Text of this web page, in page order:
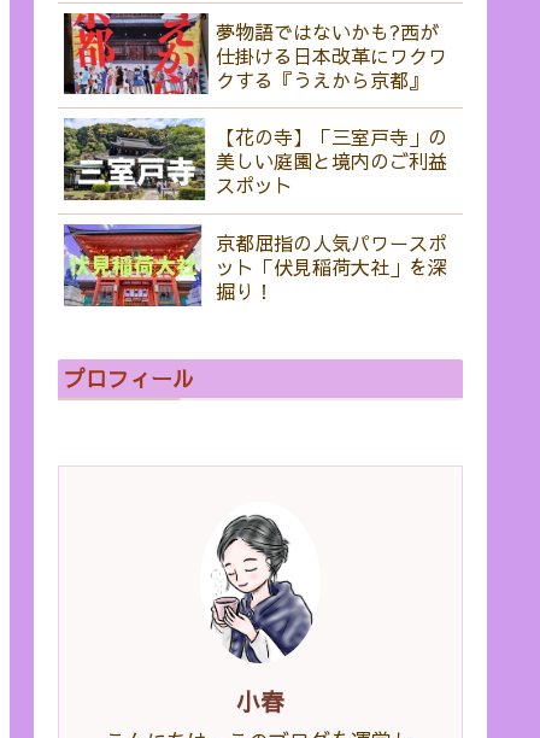
夢物語ではないかも?西が
仕掛ける日本改革にワクワ
クする『うえから京都』
【花の寺】「三室戸寺」の
美しい庭園と境内のご利益
スポット
京都屈指の人気パワースポ
ット「伏見稲荷大社」を深
掘り！
プロフィール
小春